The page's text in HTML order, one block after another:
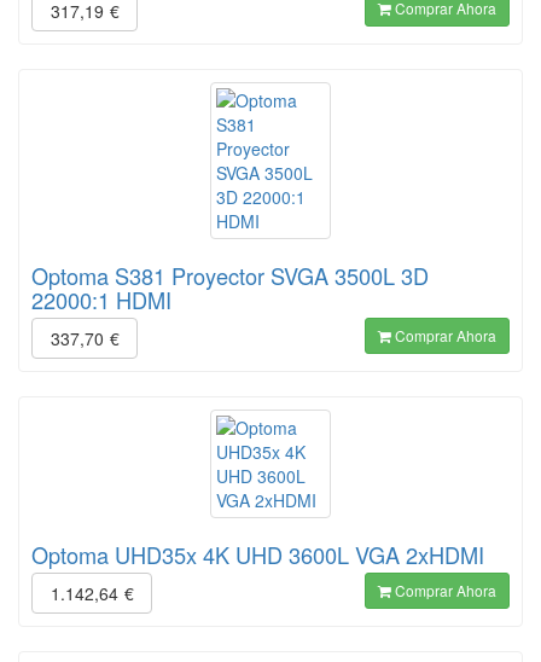
317,19 € Comprar Ahora
Optoma S381 Proyector SVGA 3500L 3D
22000:1 HDMI
337,70 € Comprar Ahora
Optoma UHD35x 4K UHD 3600L VGA 2xHDMI
1.142,64 € Comprar Ahora